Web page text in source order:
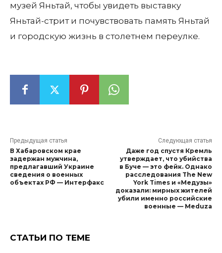
музей Яньтай, чтобы увидеть выставку
Яньтай-стрит и почувствовать память Яньтай
и городскую жизнь в столетнем переулке.
Предыдущая статья
В Хабаровском крае
задержан мужчина,
предлагавший Украине
сведения о военных
объектах РФ — Интерфакс
Следующая статья
Даже год спустя Кремль
утверждает, что убийства
в Буче — это фейк. Однако
расследования The New
York Times и «Медузы»
доказали: мирных жителей
убили именно российские
военные — Meduza
СТАТЬИ ПО ТЕМЕ